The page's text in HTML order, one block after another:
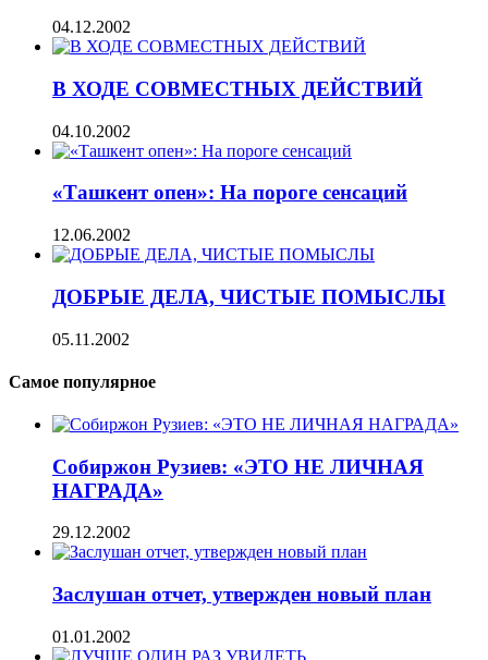
04.12.2002
В ХОДЕ СОВМЕСТНЫХ ДЕЙСТВИЙ
04.10.2002
«Ташкент опен»: На пороге сенсаций
12.06.2002
ДОБРЫЕ ДЕЛА, ЧИСТЫЕ ПОМЫСЛЫ
05.11.2002
Самое популярное
Собиржон Рузиев: «ЭТО НЕ ЛИЧНАЯ
НАГРАДА»
29.12.2002
Заслушан отчет, утвержден новый план
01.01.2002